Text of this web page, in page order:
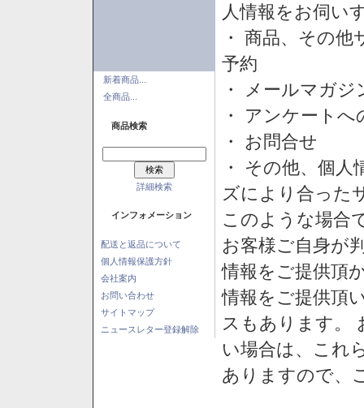
新着商品...
全商品...
商品検索
詳細検索
インフォメーション
配送と返品について
個人情報保護方針
会社案内
お問い合わせ
サイトマップ
ニュースレター登録解除
人情報をお伺い
・ 商品、その
予約
・ メールマガ
・ アンケートへ
・ お問合せ
・ その他、個
ズにより合った
このような場合
お客様ご自身が
情報をご提供頂
情報をご提供頂
スもあります。
い場合は、これ
ありますので、